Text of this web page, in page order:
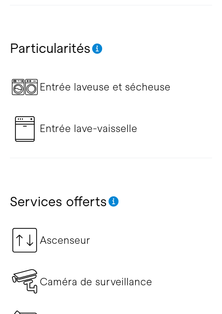
Particularités
Entrée laveuse et sécheuse
Entrée lave-vaisselle
Services offerts
Ascenseur
Caméra de surveillance